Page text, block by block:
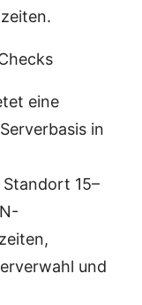
eine
in
15–
und